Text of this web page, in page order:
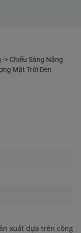
> Chiếu Sáng Năng
Mặt Trời Đèn
xuất dựa trên công